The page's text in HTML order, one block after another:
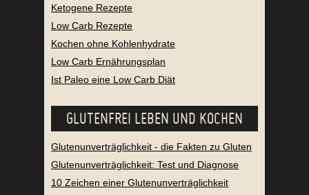
Ketogene Rezepte
Low Carb Rezepte
Kochen ohne Kohlenhydrate
Low Carb Ernährungsplan
Ist Paleo eine Low Carb Diät
GLUTENFREI LEBEN UND KOCHEN
Glutenunverträglichkeit - die Fakten zu Gluten
Glutenunverträglichkeit: Test und Diagnose
10 Zeichen einer Glutenunverträglichkeit